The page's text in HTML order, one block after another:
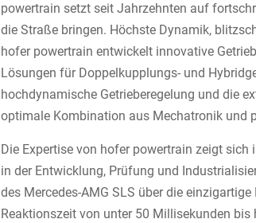
powertrain setzt seit Jahrzehnten auf
die Straße bringen. Höchste Dynamik,
hofer powertrain entwickelt innovative
Lösungen für Doppelkupplungs- und
hochdynamische Getrieberegelung und die
optimale Kombination aus Mechatronik und
Die Expertise von hofer powertrain zeigt
in der Entwicklung, Prüfung und
des Mercedes-AMG SLS über die
Reaktionszeit von unter 50 Millisekunden